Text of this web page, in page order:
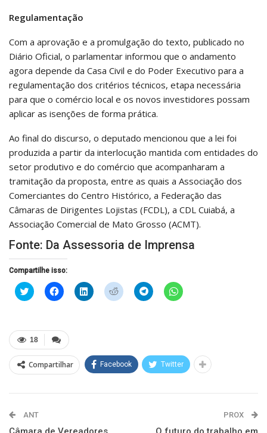
Regulamentação
Com a aprovação e a promulgação do texto, publicado no
Diário Oficial, o parlamentar informou que o andamento
agora depende da Casa Civil e do Poder Executivo para a
regulamentação dos critérios técnicos, etapa necessária
para que o comércio local e os novos investidores possam
aplicar as isenções de forma prática.
Ao final do discurso, o deputado mencionou que a lei foi
produzida a partir da interlocução mantida com entidades do
setor produtivo e do comércio que acompanharam a
tramitação da proposta, entre as quais a Associação dos
Comerciantes do Centro Histórico, a Federação das
Câmaras de Dirigentes Lojistas (FCDL), a CDL Cuiabá, a
Associação Comercial de Mato Grosso (ACMT).
Fonte: Da Assessoria de Imprensa
Compartilhe isso:
Clique
para
em
nova
janela)
Clique
para
em
nova
janela)
Clique
para
Clique
para
Clique
para
Clique
para
18
Compartilhar Facebook Twitter
ANT PROX